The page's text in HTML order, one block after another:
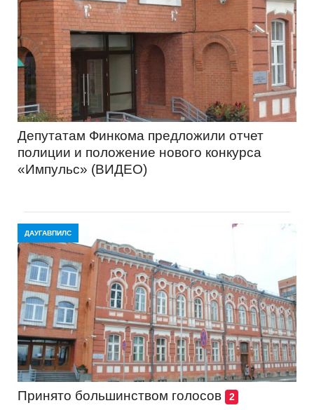
Депутатам Финкома предложили отчет
полиции и положение нового конкурса
«Импульс» (ВИДЕО)
ДАУГАВПИЛС
Принято большинством голосов 2